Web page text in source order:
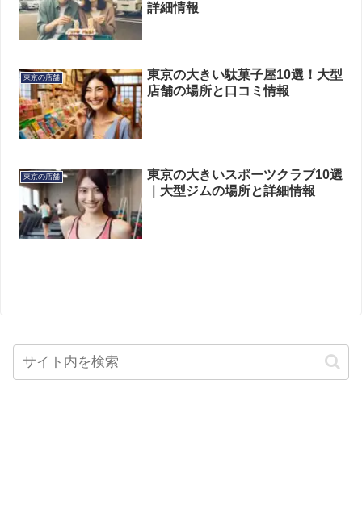
詳細情報
東京の店舗
東京の大きい駄菓子屋10選！大型
店舗の場所と口コミ情報
東京の店舗
東京の大きいスポーツクラブ10選
｜大型ジムの場所と詳細情報